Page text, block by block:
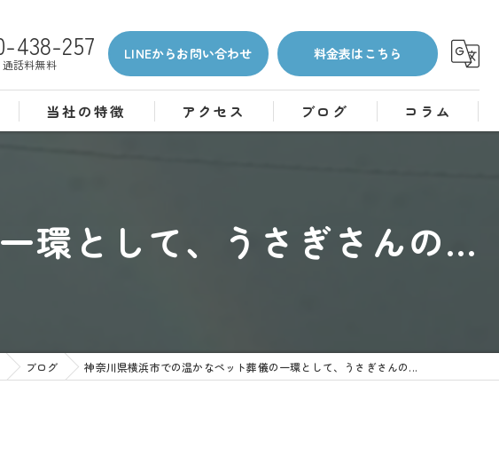
438-257
通話料無料
LINEからお問い合わせ 料金表はこちら
当社の特徴
訪問
アクセス ブログ コラム
環として、うさぎさんの...
ブログ 神奈川県横浜市での温かなペット葬儀の一環として、うさぎさんの...